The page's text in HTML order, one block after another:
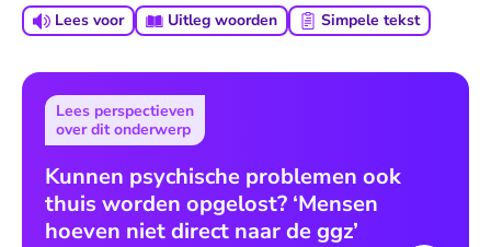
Lees voor Uitleg woorden Simpele tekst
Lees perspectieven
over dit onderwerp
Kunnen psychische problemen ook
thuis worden opgelost? ‘Mensen
hoeven niet direct naar de ggz’